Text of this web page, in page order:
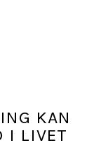
KAN
I LIVET